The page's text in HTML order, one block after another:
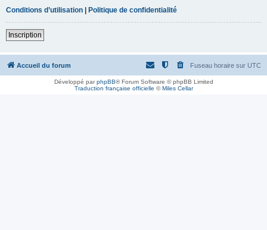
Conditions d’utilisation | Politique de confidentialité
Inscription
Accueil du forum Fuseau horaire sur UTC
Développé parphpBB® Forum Software © phpBB Limited
Traduction française officielle ©Miles Cellar